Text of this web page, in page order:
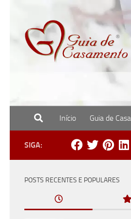
Site com o melhor
Início Guia de
SIGA:
POSTS RECENTES E POPULARES